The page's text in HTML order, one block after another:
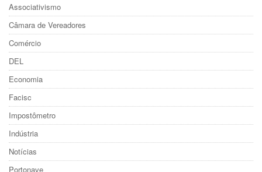
Associativismo
Câmara de Vereadores
Comércio
DEL
Economia
Facisc
Impostômetro
Indústria
Notícias
Portonave